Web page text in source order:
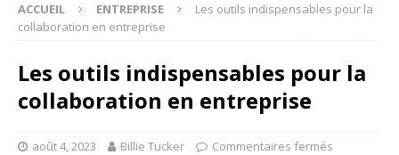
ACCUEIL ENTREPRISE
Les outils indispensables pour la
collaboration en entreprise
Les outils indispensables pour la
collaboration en entreprise
août 4, 2023 Billie Tucker Commentaires fermés